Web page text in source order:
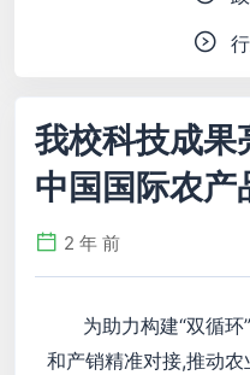
我校科技成果
中国国际农产
2 年 前
为助力构建“双循环”
和产销精准对接,推动